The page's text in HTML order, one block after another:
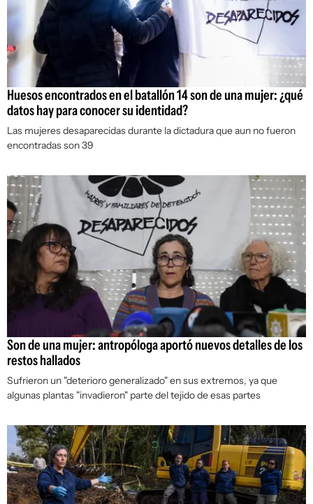
Huesos encontrados en el batallón 14 son de una mujer: ¿qué
datos hay para conocer su identidad?
Las mujeres desaparecidas durante la dictadura que aun no fueron
encontradas son 39
Son de una mujer: antropóloga aportó nuevos detalles de los
restos hallados
Sufrieron un "deterioro generalizado" en sus extremos, ya que
algunas plantas "invadieron" parte del tejido de esas partes